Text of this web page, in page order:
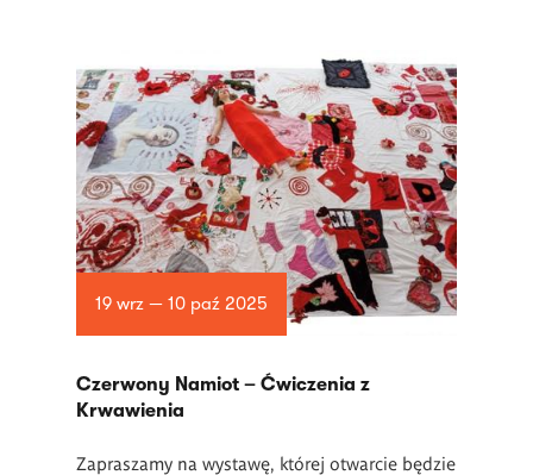
19 wrz — 10 paź 2025
Czerwony Namiot – Ćwiczenia z
Krwawienia
Zapraszamy na wystawę, której otwarcie będzie